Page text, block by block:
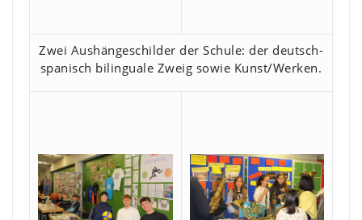
Zwei Aushängeschilder der Schule: der deutsch-
spanisch bilinguale Zweig sowie Kunst/Werken.